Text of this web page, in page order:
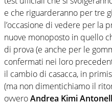
quattro ruote
e che riguarderanno per tre
l’occasione di vedere per la
nuove monoposto in quello
di prova (e anche per le
confermati nei loro
il cambio di casacca, in primis
(ma non dimentichiamo il
ovveroAndrea Kimi